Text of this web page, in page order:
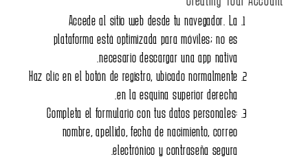
Accede al sitio web
plataforma está
Haz clic en el botón de
Completa el formulario
nombre, apellido,